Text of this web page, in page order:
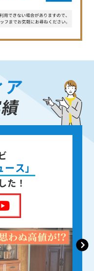
ア
品整理
！